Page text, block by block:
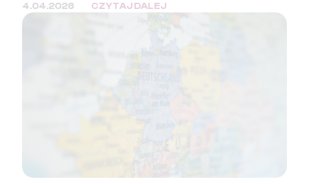
tym w Polsce, zaburzenia psychiczne znajdują się w ścisłej
4.04.2026 CZYTAJ DALEJ